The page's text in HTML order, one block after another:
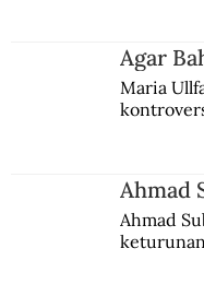
Agar
Maria
Ahmad
Ahmad